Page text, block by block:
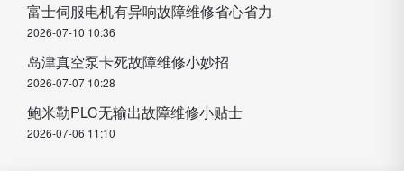
富士伺服电机有异响故障维修省心省力
2026-07-10 10:36
岛津真空泵卡死故障维修小妙招
2026-07-07 10:28
鲍米勒PLC无输出故障维修小贴士
2026-07-06 11:10